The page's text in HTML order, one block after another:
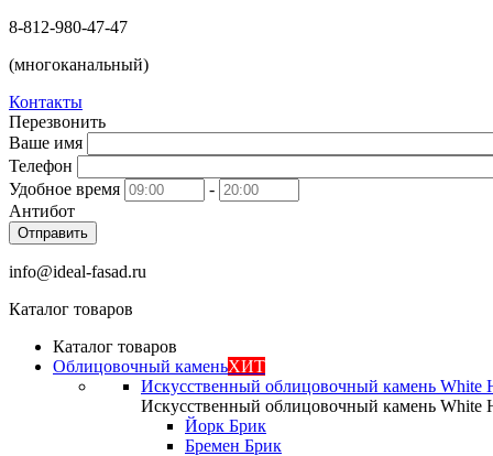
8-812-980-47-47
(многоканальный)
Контакты
Перезвонить
Ваше имя
Телефон
Удобное время
-
Антибот
Отправить
info@ideal-fasad.ru
Каталог товаров
Каталог товаров
Облицовочный каменьХИТ
Искусственный облицовочный камень White
Искусственный облицовочный камень White
Йорк Брик
Бремен Брик